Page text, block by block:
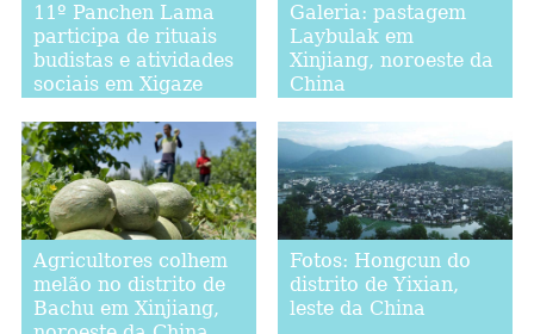
11º Panchen Lama
participa de rituais
budistas e atividades
sociais em Xigaze
Galeria: pastagem
Laybulak em
Xinjiang, noroeste da
China
Agricultores colhem
melão no distrito de
Bachu em Xinjiang,
Fotos: Hongcun do
distrito de Yixian,
leste da China